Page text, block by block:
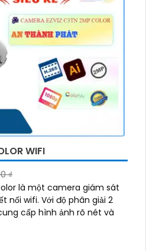
WIFI
₫
là một camera giám sát
phân giải 2
cấp hình ảnh rõ nét và